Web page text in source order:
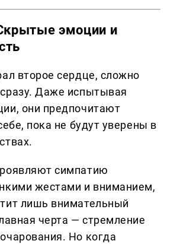
эмоции и
второе сердце, сложно
Даже испытывая
они предпочитают
пока не будут уверены в
симпатию
жестами и вниманием,
лишь внимательный
черта — стремление
Но когда